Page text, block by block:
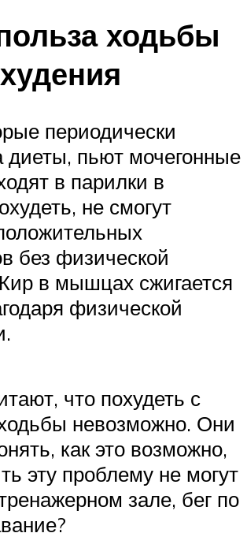
ходьбы
периодически
диеты, пьют мочегонные
в парилки в
не смогут
без физической
в мышцах сжигается
физической
что похудеть с
невозможно. Они
как это возможно,
эту проблему не могут
зале, бег по